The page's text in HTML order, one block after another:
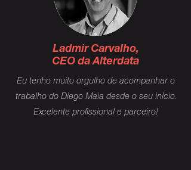
Ladmir Carvalho,
CEO da Alterdata
Eu tenho muito orgulho de acompanhar o
trabalho do Diego Maia desde o seu início.
Excelente profissional e parceiro!